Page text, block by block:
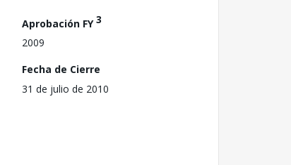
Aprobación FY3
2009
Fecha de Cierre
31 de julio de 2010